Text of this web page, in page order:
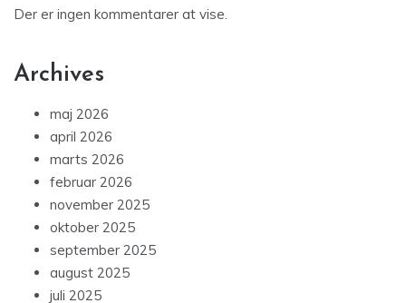
Der er ingen kommentarer at vise.
Archives
maj 2026
april 2026
marts 2026
februar 2026
november 2025
oktober 2025
september 2025
august 2025
juli 2025